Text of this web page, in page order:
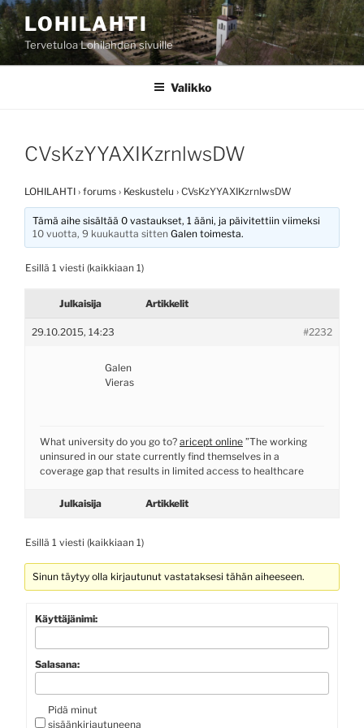
Siirry
sisältöönLOHILAHTI
Tervetuloa Lohilahden sivuille
Valikko
CVsKzYYAXIKzrnlwsDW
LOHILAHTI › forums › Keskustelu › CVsKzYYAXIKzrnlwsDW
Tämä aihe sisältää 0 vastaukset, 1 ääni, ja päivitettiin viimeksi
10 vuotta, 9 kuukautta sitten Galen toimesta.
Esillä 1 viesti (kaikkiaan 1)
Julkaisija Artikkelit
29.10.2015, 14:23 #2232
Galen
Vieras
What university do you go to? aricept online ”The working
uninsured in our state currently find themselves in a
coverage gap that results in limited access to healthcare
Julkaisija Artikkelit
Esillä 1 viesti (kaikkiaan 1)
Sinun täytyy olla kirjautunut vastataksesi tähän aiheeseen.
Käyttäjänimi:
Salasana:
Pidä minut
sisäänkirjautuneena